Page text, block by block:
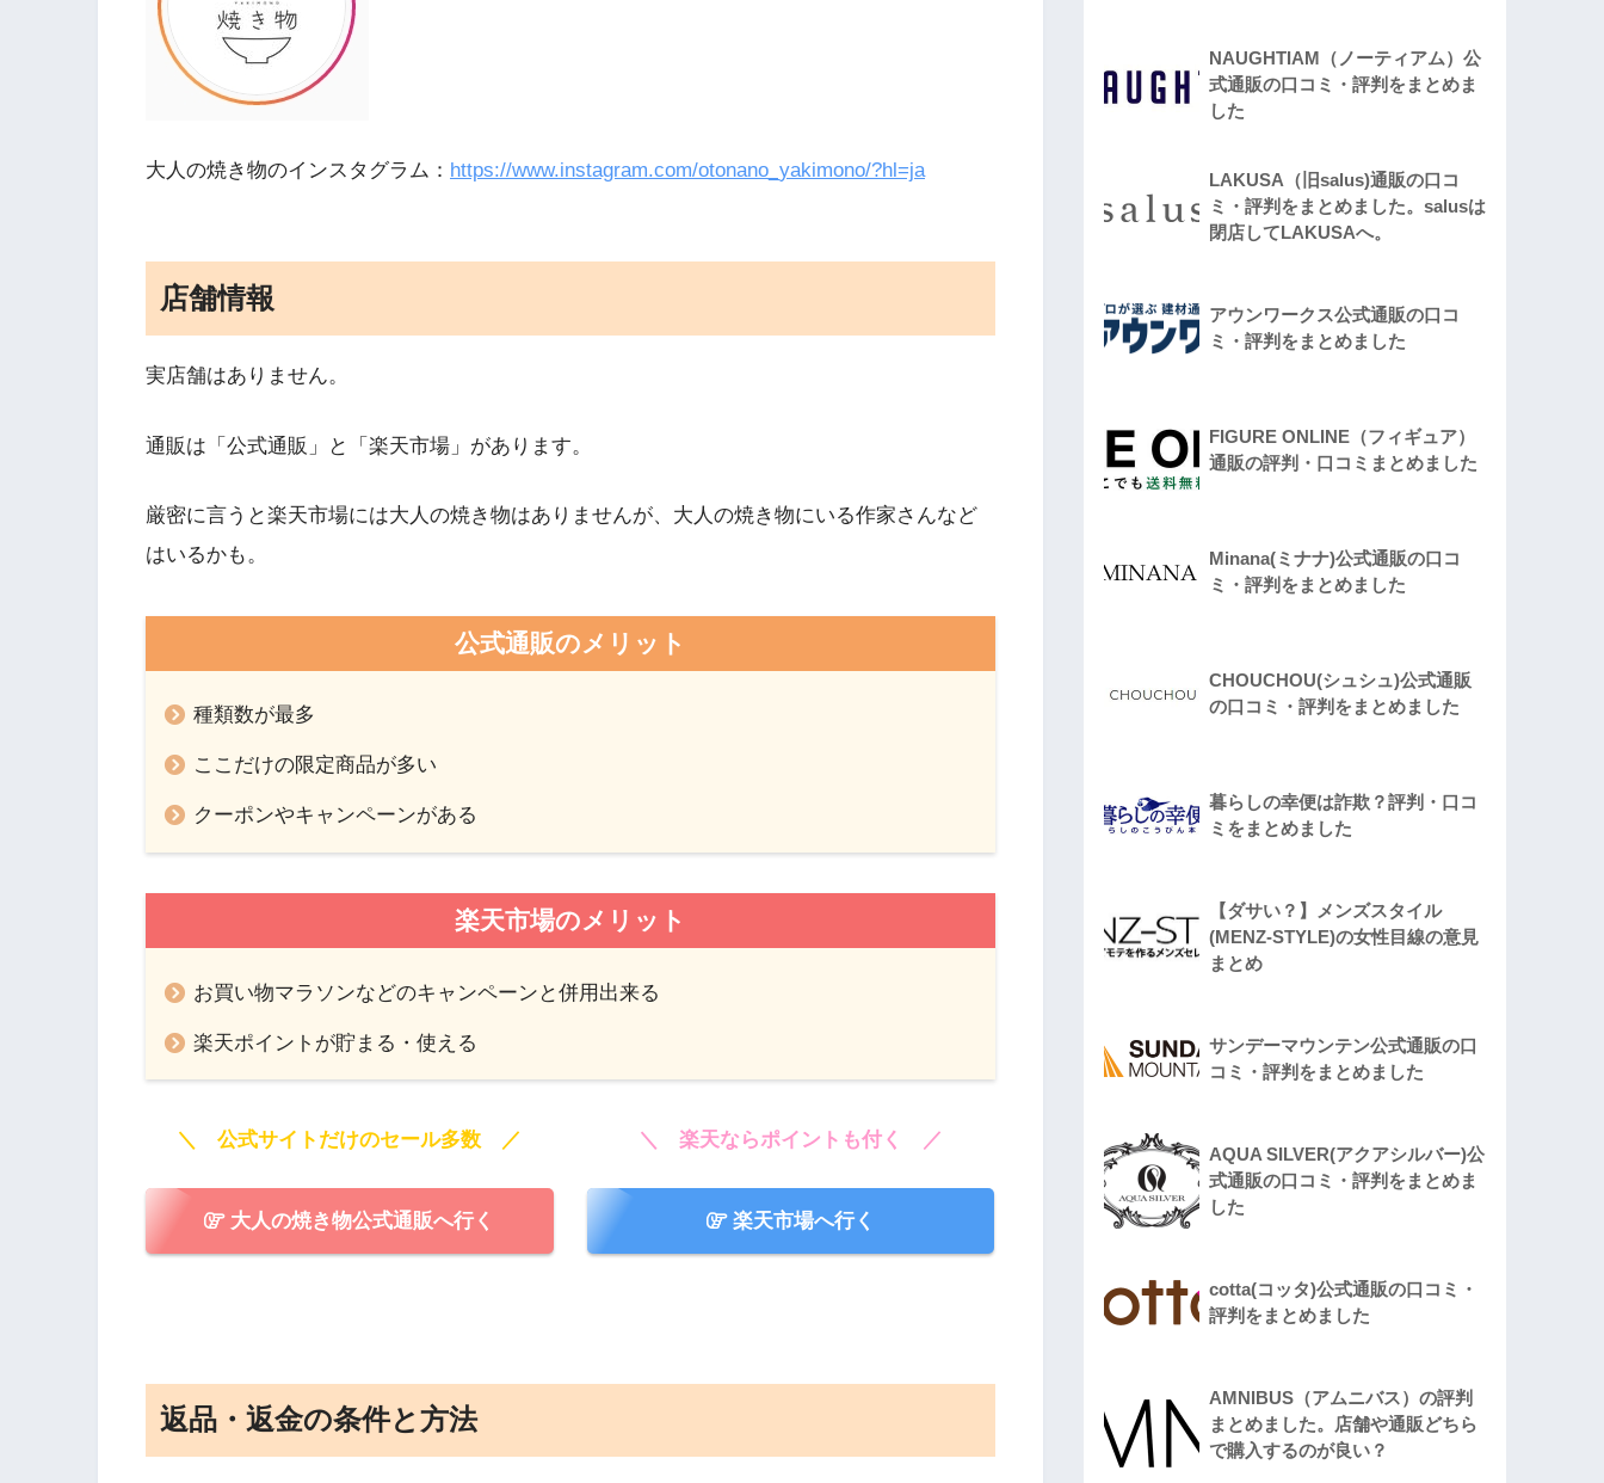
大人の焼き物のインスタグラム： https://www.instagram.com/otonano_yakimono/?hl=ja
店舗情報
実店舗はありません。
通販は「公式通販」と「楽天市場」があります。
厳密に言うと楽天市場には大人の焼き物はありませんが、大人の焼き物にいる作家さんなど
はいるかも。
公式通販のメリット
種類数が最多
ここだけの限定商品が多い
クーポンやキャンペーンがある
楽天市場のメリット
お買い物マラソンなどのキャンペーンと併用出来る
楽天ポイントが貯まる・使える
＼ 公式サイトだけのセール多数 ／
大人の焼き物公式通販へ行く
＼ 楽天ならポイントも付く ／
楽天市場へ行く
返品・返金の条件と方法
NAUGHTIAM（ノーティアム）公
式通販の口コミ・評判をまとめま
した
LAKUSA（旧salus)通販の口コ
ミ・評判をまとめました。salusは
閉店してLAKUSAへ。
アウンワークス公式通販の口コ
ミ・評判をまとめました
FIGURE ONLINE（フィギュア）
通販の評判・口コミまとめました
Minana(ミナナ)公式通販の口コ
ミ・評判をまとめました
CHOUCHOU(シュシュ)公式通販
の口コミ・評判をまとめました
暮らしの幸便は詐欺？評判・口コ
ミをまとめました
【ダサい？】メンズスタイル
(MENZ-STYLE)の女性目線の意見
まとめ
サンデーマウンテン公式通販の口
コミ・評判をまとめました
AQUA SILVER(アクアシルバー)公
式通販の口コミ・評判をまとめま
した
cotta(コッタ)公式通販の口コミ・
評判をまとめました
AMNIBUS（アムニバス）の評判
まとめました。店舗や通販どちら
で購入するのが良い？